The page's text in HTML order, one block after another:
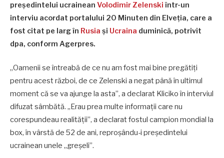
preşedintelui ucrainean Volodimir Zelenskiîntr-un
interviu acordat portalului 20 Minuten din Elveţia, care a
fost citat pe larg în Rusia şi Ucraina duminică, potrivit
dpa, conform Agerpres.
„Oamenii se întreabă de ce nu am fost mai bine pregătiţi
pentru acest război, de ce Zelenski a negat până în ultimul
moment că se va ajunge la asta”, a declarat Kliciko în interviul
difuzat sâmbătă. „Erau prea multe informaţii care nu
corespundeau realităţii”, a declarat fostul campion mondial la
box, în vârstă de 52 de ani, reproşându-i preşedintelui
ucrainean unele „greşeli”.